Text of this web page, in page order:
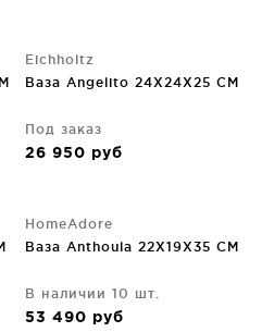
Eichholtz
Ваза Angelito 24X24X25 CM
Под заказ
26 950 руб
HomeAdore
Ваза Anthoula 22X19X35 CM
В наличии 10 шт.
53 490 руб